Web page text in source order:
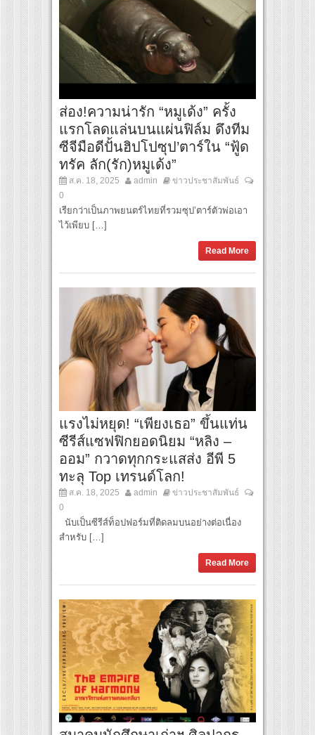
ส่อง!ความน่ารัก “หมูเด้ง” ครั้ง
แรกโลดแล่นบนแผ่นฟิล์ม ดึงทีม
ซีจีมือดีปั้นฮิปโปซุป’ตาร์ใน “ฟู้ด
ทรัค ลัก(รัก)หมูเด้ง”
ส.ค. 18, 2025 admin
ข่าวประชาสัมพันธ์
0
เรียกว่าเป็นภาพยนตร์ไทยที่รวมซุป’ตาร์ตัวพ่อเอา
ไว้เพียบ […]
Read More
แรงไม่หยุด! “เพียงเธอ” ขึ้นแท่น
ซีรีส์แซฟฟิกยอดนิยม “หลิง –
ออม” กวาดทุกกระแสส่ง อีพี 5
ทะลุ Top เทรนด์โลก!
ส.ค. 18, 2025 admin
ข่าวประชาสัมพันธ์
0
นับเป็นซีรีส์ท็อปฟอร์มที่ติดลมบนอย่างต่อเนื่อง
สำหรับ […]
Read More